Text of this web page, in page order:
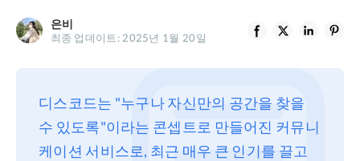
BuhoNTFS
소개
지원
프라이버시
은비
최종 업데이트: 2025년 1월 20일
디스코드는 "누구나 자신만의 공간을 찾을
수 있도록"이라는 콘셉트로 만들어진 커뮤니
케이션 서비스로, 최근 매우 큰 인기를 끌고